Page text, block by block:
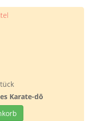
Karate-dō